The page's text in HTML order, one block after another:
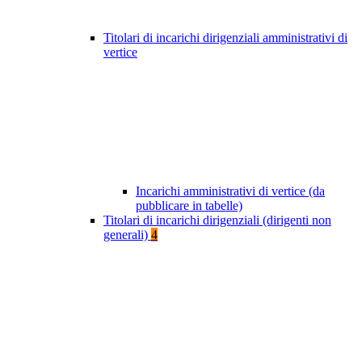
Titolari di incarichi dirigenziali amministrativi di
vertice
Incarichi amministrativi di vertice (da
pubblicare in tabelle)
Titolari di incarichi dirigenziali (dirigenti non
generali) 4